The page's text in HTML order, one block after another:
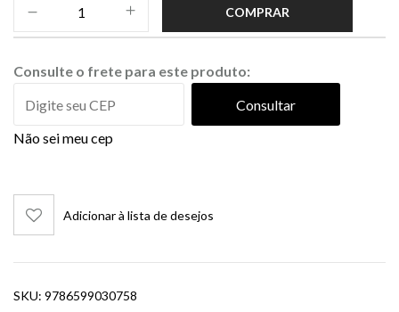
COMPRAR
Consulte o frete para este produto:
Consultar
Não sei meu cep
Adicionar à lista de desejos
SKU: 9786599030758